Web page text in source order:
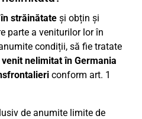
străinătate și obțin și
parte a veniturilor lor în
condiții, să fie tratate
nelimitat în Germania
conform art. 1
de anumite limite de